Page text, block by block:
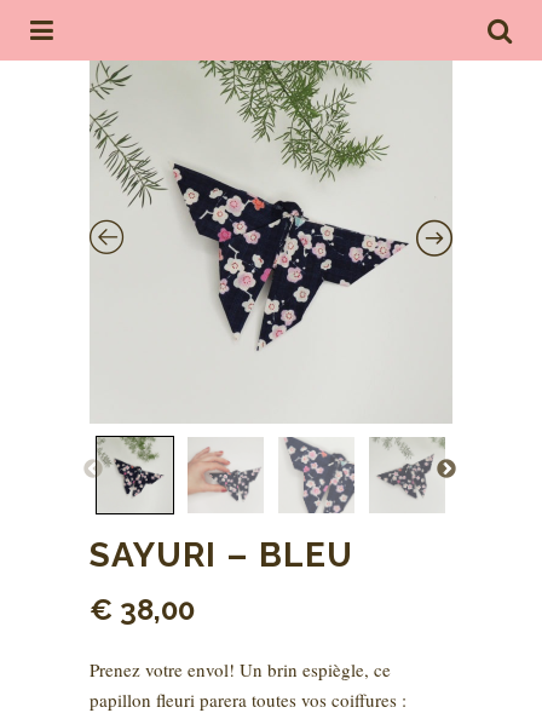
SAYURI – BLEU
€ 38,00
Prenez votre envol! Un brin espiègle, ce
papillon fleuri parera toutes vos coiffures :